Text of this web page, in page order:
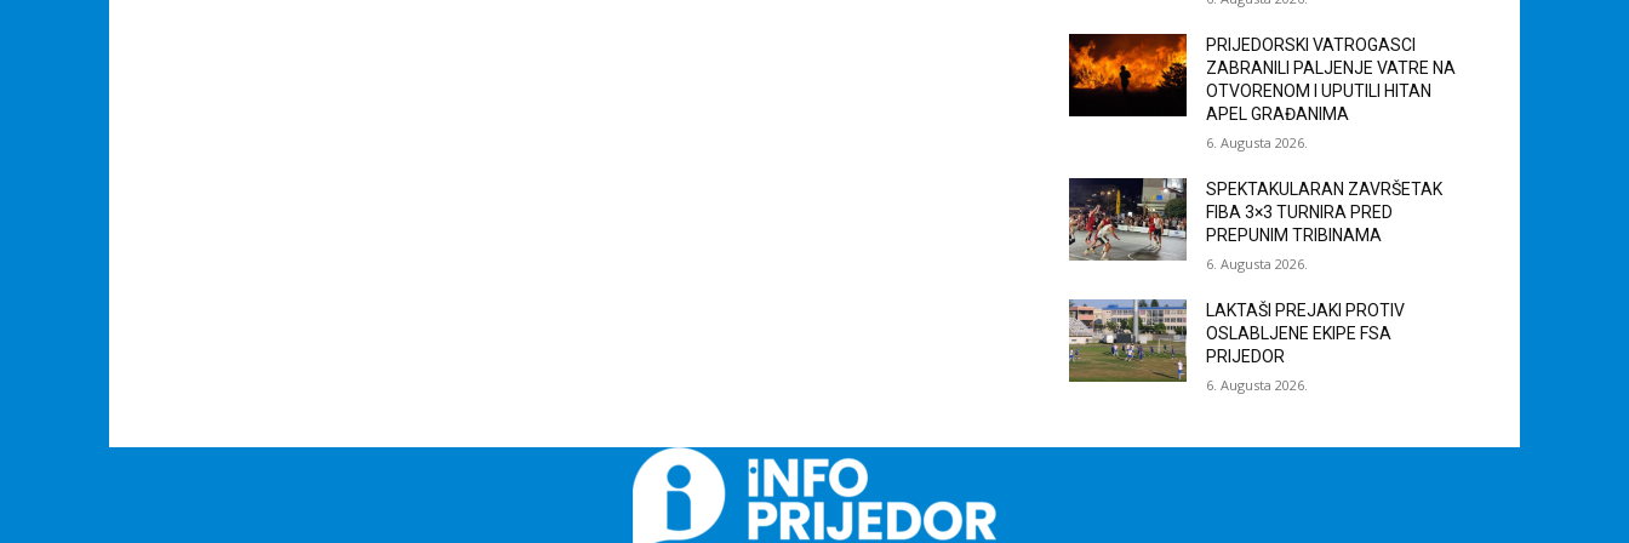
PRIJEDORSKI VATROGASCI
ZABRANILI PALJENJE VATRE NA
OTVORENOM I UPUTILI HITAN
APEL GRAĐANIMA
6. Augusta 2026.
SPEKTAKULARAN ZAVRŠETAK
FIBA 3×3 TURNIRA PRED
PREPUNIM TRIBINAMA
6. Augusta 2026.
LAKTAŠI PREJAKI PROTIV
OSLABLJENE EKIPE FSA
PRIJEDOR
6. Augusta 2026.